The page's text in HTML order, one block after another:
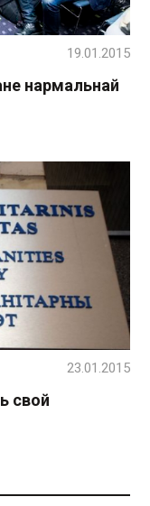
нармальнай
19.01.2015
свой
23.01.2015